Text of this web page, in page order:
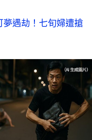
遇劫！七旬婦遭搶